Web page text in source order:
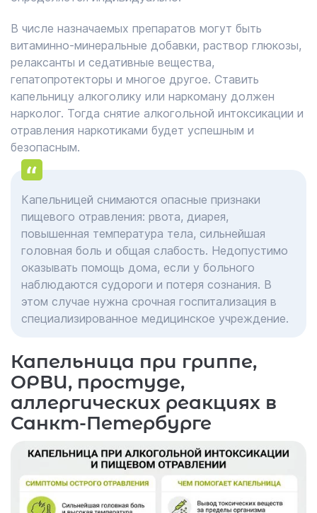
В числе назначаемых препаратов могут быть
витаминно-минеральные добавки, раствор глюкозы,
релаксанты и седативные вещества,
гепатопротекторы и многое другое. Ставить
капельницу алкоголику или наркоману должен
нарколог. Тогда снятие алкогольной интоксикации и
отравления наркотиками будет успешным и
безопасным.
Капельницей снимаются опасные признаки
пищевого отравления: рвота, диарея,
повышенная температура тела, сильнейшая
головная боль и общая слабость. Недопустимо
оказывать помощь дома, если у больного
наблюдаются судороги и потеря сознания. В
этом случае нужна срочная госпитализация в
специализированное медицинское учреждение.
Капельница при гриппе,
ОРВИ, простуде,
аллергических реакциях в
Санкт-Петербурге